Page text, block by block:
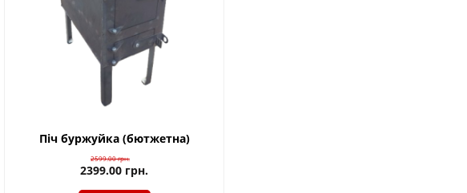
Піч буржуйка (бютжетна)
2599.00грн.
2399.00 грн.